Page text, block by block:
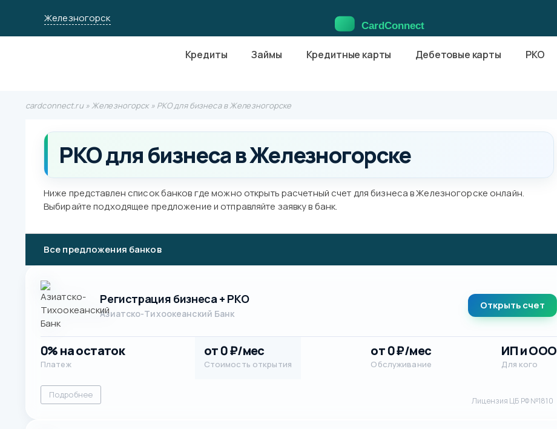
Железногорск
Кредиты Займы Кредитные карты Дебетовые карты РКО
cardconnect.ru»Железногорск» РКО для бизнеса в Железногорске
РКО для бизнеса в Железногорске
Ниже представлен список банков где можно открыть расчетный счет для бизнеса в Железногорске онлайн.
Выбирайте подходящее предложение и отправляйте заявку в банк.
Все предложения банков
Регистрация бизнеса + РКО
Азиатско-Тихоокеанский Банк
Открыть счет
0% на остаток
Платеж
от 0 ₽/мес
Стоимость открытия
от 0 ₽/мес
Обслуживание
ИП и ООО
Для кого
Подробнее
Лицензия ЦБ РФ №1810